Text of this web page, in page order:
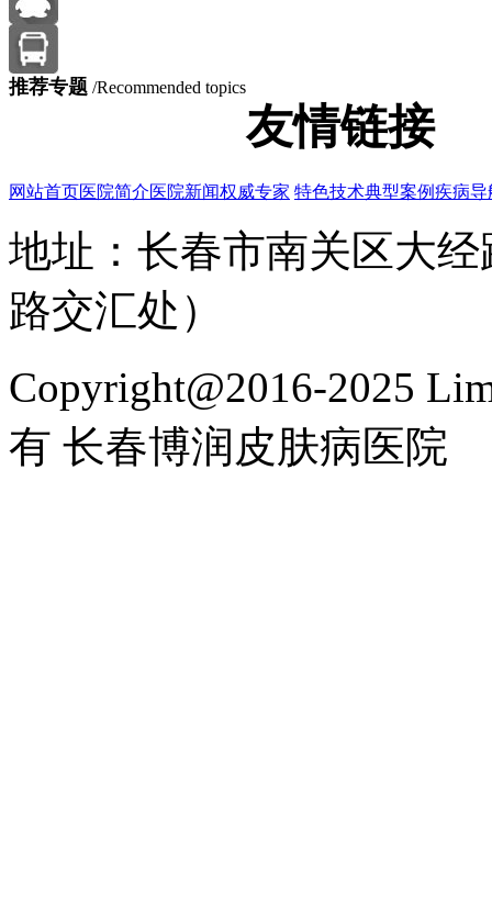
推荐专题 /Recommended topics
友情链接
网站首页医院简介医院新闻权威专家 特色技术典型案例疾病导
地址：长春市南关区大
路交汇处）
Copyright@2016-2025
有 长春博润皮肤病医院